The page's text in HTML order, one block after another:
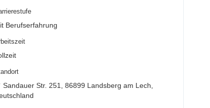
Berufserfahrung
Sandauer Str. 251, 86899 Landsberg am Lech,